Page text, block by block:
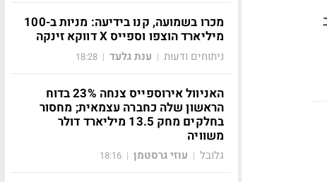
מכרו בשמועה, קנו בידיעה: מניות ב-100
מיליארד הוצפו וספייס X דווקא זינקה
ניתוחים ודעות | ענת גלעד |
18:28
האניוול אירוספייס צנחה 23% בדוח
הראשון שלה כחברה עצמאית; מחסור
בחלקים מחק 13.5 מיליארד דולר
משוויה
גלובל | עוזי גרסטמן |
18:16